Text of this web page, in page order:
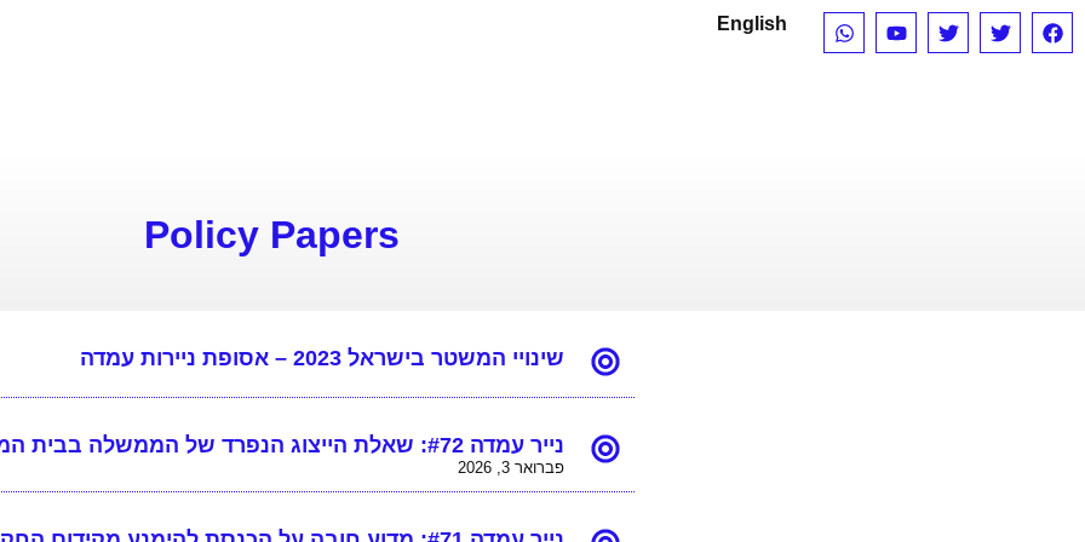
English
Policy Papers
שינויי המשטר בישראל 2023 – אסופת ניירות עמדה
נייר עמדה #72: שאלת הייצוג הנפרד של הממשלה בבית המשפט
פברואר 3, 2026